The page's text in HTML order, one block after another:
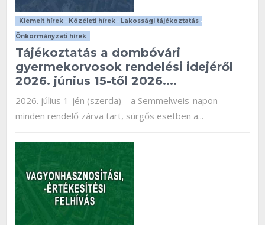
Kiemelt hírek • Közéleti hírek • Lakossági tájékoztatás •
Önkormányzati hírek
Tájékoztatás a dombóvári
gyermekorvosok rendelési idejéről
2026. június 15-től 2026....
2026. július 1-jén (szerda) – a Semmelweis-napon –
minden rendelő zárva tart, sürgős esetben a...